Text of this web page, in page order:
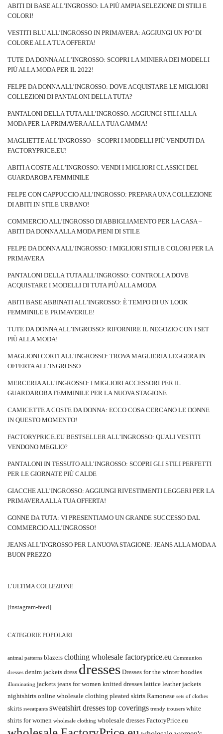
ABITI DI BASE ALL’INGROSSO: LA PIÙ AMPIA SELEZIONE DI STILI E
COLORI!
VESTITI BLU ALL’INGROSSO IN PRIMAVERA: AGGIUNGI UN PO’ DI
COLORE ALLA TUA OFFERTA!
TUTE DA DONNA ALL’INGROSSO: SCOPRI LA MINIERA DEI MODELLI
PIÙ ALLA MODA PER IL 2022!
FELPE DA DONNA ALL’INGROSSO: DOVE ACQUISTARE LE MIGLIORI
COLLEZIONI DI PANTALONI DELLA TUTA?
PANTALONI DELLA TUTA ALL’INGROSSO: AGGIUNGI STILI ALLA
MODA PER LA PRIMAVERA ALLA TUA GAMMA!
MAGLIETTE ALL’INGROSSO – SCOPRI I MODELLI PIÙ VENDUTI DA
FACTORYPRICE.EU!
ABITI A COSTE ALL’INGROSSO: VENDI I MIGLIORI CLASSICI DEL
GUARDAROBA FEMMINILE
FELPE CON CAPPUCCIO ALL’INGROSSO: PREPARA UNA COLLEZIONE
DI ABITI IN STILE URBANO!
COMMERCIO ALL’INGROSSO DI ABBIGLIAMENTO PER LA CASA –
ABITI DA DONNA ALLA MODA PIENI DI STILE
FELPE DA DONNA ALL’INGROSSO: I MIGLIORI STILI E COLORI PER LA
PRIMAVERA
PANTALONI DELLA TUTA ALL’INGROSSO: CONTROLLA DOVE
ACQUISTARE I MODELLI DI TUTA PIÙ ALLA MODA
ABITI BASE ABBINATI ALL’INGROSSO: È TEMPO DI UN LOOK
FEMMINILE E PRIMAVERILE!
TUTE DA DONNA ALL’INGROSSO: RIFORNIRE IL NEGOZIO CON I SET
PIÙ ALLA MODA!
MAGLIONI CORTI ALL’INGROSSO: TROVA MAGLIERIA LEGGERA IN
OFFERTA ALL’INGROSSO
MERCERIA ALL’INGROSSO: I MIGLIORI ACCESSORI PER IL
GUARDAROBA FEMMINILE PER LA NUOVA STAGIONE
CAMICETTE A COSTE DA DONNA: ECCO COSA CERCANO LE DONNE
IN QUESTO MOMENTO!
FACTORYPRICE.EU BESTSELLER ALL’INGROSSO: QUALI VESTITI
VENDONO MEGLIO?
PANTALONI IN TESSUTO ALL’INGROSSO: SCOPRI GLI STILI PERFETTI
PER LE GIORNATE PIÙ CALDE
GIACCHE ALL’INGROSSO: AGGIUNGI RIVESTIMENTI LEGGERI PER LA
PRIMAVERA ALLA TUA OFFERTA!
GONNE DA TUTA: VI PRESENTIAMO UN GRANDE SUCCESSO DAL
COMMERCIO ALL’INGROSSO!
JEANS ALL’INGROSSO PER LA NUOVA STAGIONE: JEANS ALLA MODA A
BUON PREZZO
L’ULTIMA COLLEZIONE
[instagram-feed]
CATEGORIE POPOLARI
animal patterns blazers clothing wholesale factoryprice.eu Communion
dresses denim jackets dress dresses Dresses for the winter hoodies
illuminating jackets jeans for women knitted dresses lattice leather jackets
nightshirts online wholesale clothing pleated skirts Ramonese sets of clothes
skirts sweatpants sweatshirt dressestop coverings trendy trousers white
shirts for women wholesale clothing wholesale dresses FactoryPrice.eu